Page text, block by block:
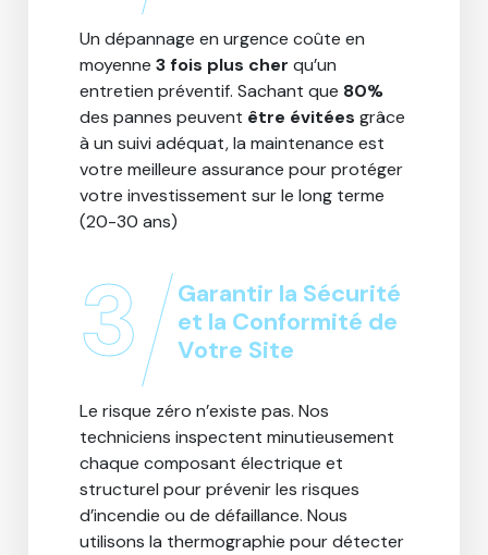
Un dépannage en urgence coûte en
moyenne3 fois plus cher qu’un
entretien préventif. Sachant que 80%
des pannes peuvent être évitées grâce
à un suivi adéquat, la maintenance est
votre meilleure assurance pour protéger
votre investissement sur le long terme
(20-30 ans)
3
Garantir la Sécurité
et la Conformité de
Votre Site
Le risque zéro n’existe pas. Nos
techniciens inspectent minutieusement
chaque composant électrique et
structurel pour prévenir les risques
d’incendie ou de défaillance. Nous
utilisons la thermographie pour détecter